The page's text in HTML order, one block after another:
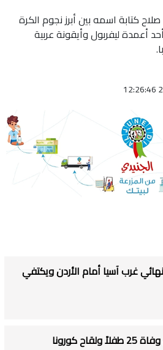
كتابة اسمه بين أبرز نجوم الكرة
أعمدة ليفربول وأيقونة عربية
غرب آسيا أمام الأردن ويكتفي
كورونا